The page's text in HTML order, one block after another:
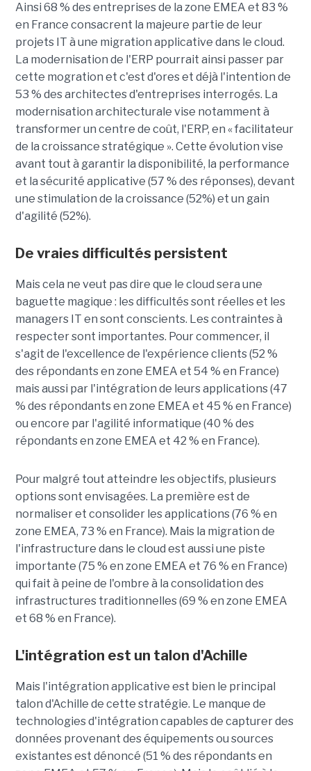
Ainsi 68 % des entreprises de la zone EMEA et 83 %
en France consacrent la majeure partie de leur
projets IT à une migration applicative dans le cloud.
La modernisation de l'ERP pourrait ainsi passer par
cette mogration et c'est d'ores et déjà l'intention de
53 % des architectes d'entreprises interrogés. La
modernisation architecturale vise notamment à
transformer un centre de coût, l'ERP, en « facilitateur
de la croissance stratégique ». Cette évolution vise
avant tout à garantir la disponibilité, la performance
et la sécurité applicative (57 % des réponses), devant
une stimulation de la croissance (52%) et un gain
d'agilité (52%).
De vraies difficultés persistent
Mais cela ne veut pas dire que le cloud sera une
baguette magique : les difficultés sont réelles et les
managers IT en sont conscients. Les contraintes à
respecter sont importantes. Pour commencer, il
s'agit de l'excellence de l'expérience clients (52 %
des répondants en zone EMEA et 54 % en France)
mais aussi par l'intégration de leurs applications (47
% des répondants en zone EMEA et 45 % en France)
ou encore par l'agilité informatique (40 % des
répondants en zone EMEA et 42 % en France).
Pour malgré tout atteindre les objectifs, plusieurs
options sont envisagées. La première est de
normaliser et consolider les applications (76 % en
zone EMEA, 73 % en France). Mais la migration de
l'infrastructure dans le cloud est aussi une piste
importante (75 % en zone EMEA et 76 % en France)
qui fait à peine de l'ombre à la consolidation des
infrastructures traditionnelles (69 % en zone EMEA
et 68 % en France).
L'intégration est un talon d'Achille
Mais l'intégration applicative est bien le principal
talon d'Achille de cette stratégie. Le manque de
technologies d'intégration capables de capturer des
données provenant des équipements ou sources
existantes est dénoncé (51 % des répondants en